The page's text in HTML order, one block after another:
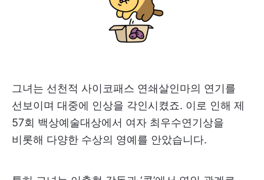
그녀는 선천적 사이코패스 연쇄살인마의 연기를
선보이며 대중에 인상을 각인시켰죠. 이로 인해 제
57회 백상예술대상에서 여자 최우수연기상을
비롯해 다양한 수상의 영예를 안았습니다.